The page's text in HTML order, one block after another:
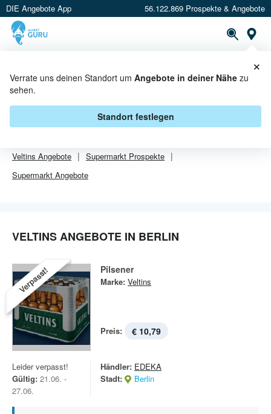
DIE Angebote App 56.122.869 Prospekte & Angebote
Verrate uns deinen Standort um Angebote in deiner Nähe zu
sehen.
Standort festlegen
×
VELTINS ANGEBOTE IN BERLIN
VonVeltinssind in Berlin leider alle Angebebote abgelaufen.
Veltins Angebote Supermarkt Prospekte
Supermarkt Angebote
VELTINS ANGEBOTE IN BERLIN
Verpasst! Pilsener
Marke: Veltins
Preis: € 10,79
Leider verpasst!
Gültig: 21.06. -
27.06.
Händler: EDEKA
Stadt:
Berlin